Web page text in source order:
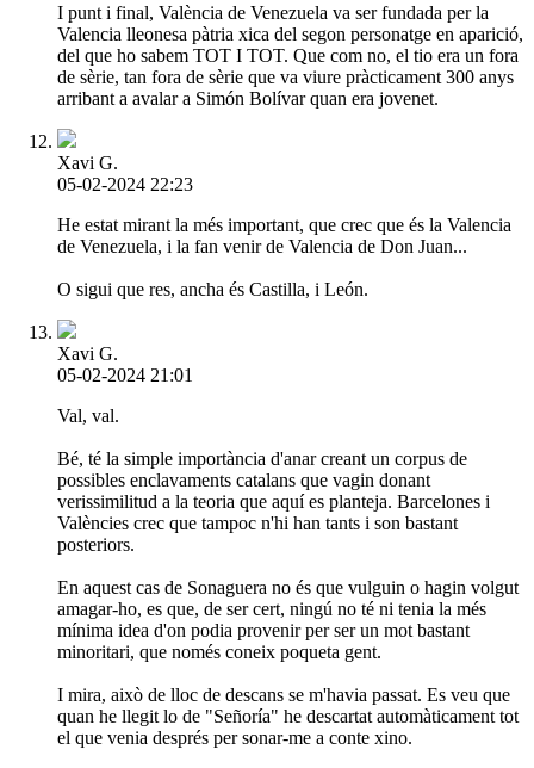
I punt i final, València de Venezuela va ser fundada per la
Valencia lleonesa pàtria xica del segon personatge en aparició,
del que ho sabem TOT I TOT. Que com no, el tio era un fora
de sèrie, tan fora de sèrie que va viure pràcticament 300 anys
arribant a avalar a Simón Bolívar quan era jovenet.
Xavi G.
05-02-2024 22:23
He estat mirant la més important, que crec que és la Valencia
de Venezuela, i la fan venir de Valencia de Don Juan...
O sigui que res, ancha és Castilla, i León.
Xavi G.
05-02-2024 21:01
Val, val.
Bé, té la simple importància d'anar creant un corpus de
possibles enclavaments catalans que vagin donant
verissimilitud a la teoria que aquí es planteja. Barcelones i
Valències crec que tampoc n'hi han tants i son bastant
posteriors.
En aquest cas de Sonaguera no és que vulguin o hagin volgut
amagar-ho, es que, de ser cert, ningú no té ni tenia la més
mínima idea d'on podia provenir per ser un mot bastant
minoritari, que només coneix poqueta gent.
I mira, això de lloc de descans se m'havia passat. Es veu que
quan he llegit lo de "Señoría" he descartat automàticament tot
el que venia després per sonar-me a conte xino.